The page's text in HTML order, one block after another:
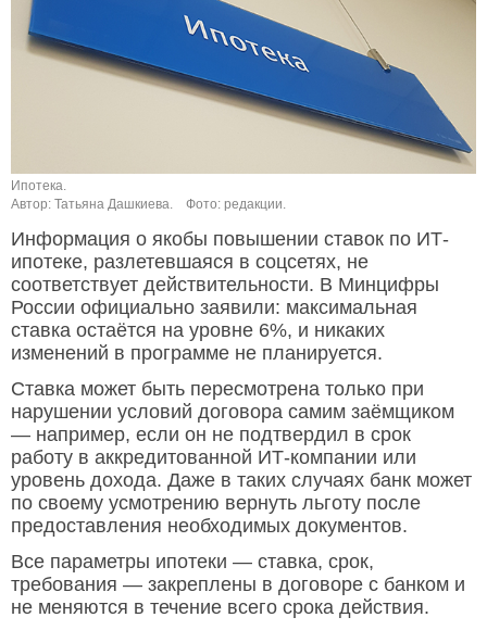
Ипотека.
Автор: Татьяна Дашкиева.
Фото: редакции.
Информация о якобы повышении ставок по ИТ-
ипотеке, разлетевшаяся в соцсетях, не
соответствует действительности. В Минцифры
России официально заявили: максимальная
ставка остаётся на уровне 6%, и никаких
изменений в программе не планируется.
Ставка может быть пересмотрена только при
нарушении условий договора самим заёмщиком
— например, если он не подтвердил в срок
работу в аккредитованной ИТ-компании или
уровень дохода. Даже в таких случаях банк может
по своему усмотрению вернуть льготу после
предоставления необходимых документов.
Все параметры ипотеки — ставка, срок,
требования — закреплены в договоре с банком и
не меняются в течение всего срока действия.